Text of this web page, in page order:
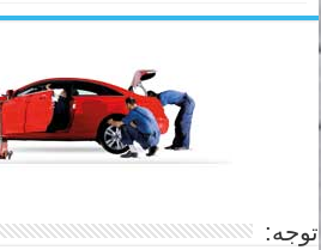
توجه: